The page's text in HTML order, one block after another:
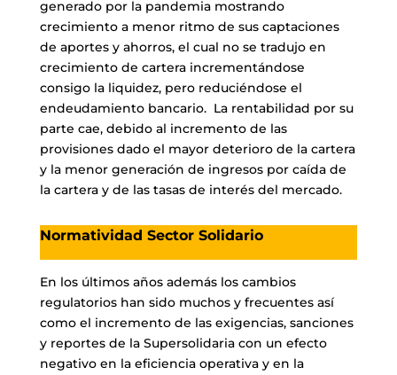
generado por la pandemia mostrando
crecimiento a menor ritmo de sus captaciones
de aportes y ahorros, el cual no se tradujo en
crecimiento de cartera incrementándose
consigo la liquidez, pero reduciéndose el
endeudamiento bancario. La rentabilidad por su
parte cae, debido al incremento de las
provisiones dado el mayor deterioro de la cartera
y la menor generación de ingresos por caída de
la cartera y de las tasas de interés del mercado.
Normatividad Sector Solidario
En los últimos años además los cambios
regulatorios han sido muchos y frecuentes así
como el incremento de las exigencias, sanciones
y reportes de la Supersolidaria con un efecto
negativo en la eficiencia operativa y en la